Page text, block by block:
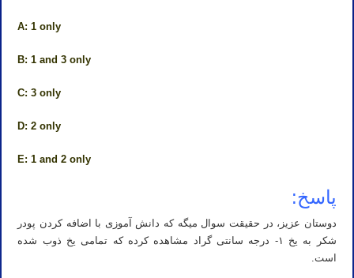
A: 1 only
B: 1 and 3 only
C: 3 only
D: 2 only
E: 1 and 2 only
پاسخ:
دوستان عزیز، در حقیقت سوال میگه که دانش آموزی با اضافه کردن پودر
شکر به یخ ۱- درجه سانتی گراد مشاهده کرده که تمامی یخ ذوب شده
است.